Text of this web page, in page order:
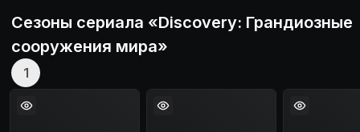
Сезоны сериала «Discovery: Грандиозные
сооружения мира»
1